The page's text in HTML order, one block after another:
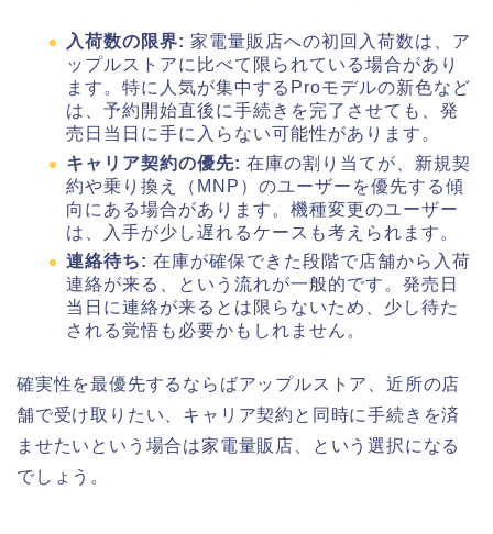
入荷数の限界: 家電量販店への初回入荷数は、ア
ップルストアに比べて限られている場合があり
ます。特に人気が集中するProモデルの新色など
は、予約開始直後に手続きを完了させても、発
売日当日に手に入らない可能性があります。
キャリア契約の優先: 在庫の割り当てが、新規契
約や乗り換え（MNP）のユーザーを優先する傾
向にある場合があります。機種変更のユーザー
は、入手が少し遅れるケースも考えられます。
連絡待ち: 在庫が確保できた段階で店舗から入荷
連絡が来る、という流れが一般的です。発売日
当日に連絡が来るとは限らないため、少し待た
される覚悟も必要かもしれません。
確実性を最優先するならばアップルストア、近所の店
舗で受け取りたい、キャリア契約と同時に手続きを済
ませたいという場合は家電量販店、という選択になる
でしょう。